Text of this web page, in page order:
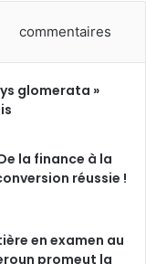
commentaires
glomerata »
la finance à la
réussie !
en examen au
promeut la